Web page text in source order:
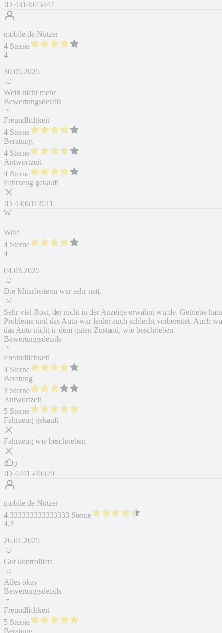
ID 4314075447
mobile.de Nutzer
4 Sterne
4
30.05.2025
Weiß nicht mehr
Bewertungsdetails
Freundlichkeit
4 Sterne
Beratung
4 Sterne
Antwortzeit
4 Sterne
Fahrzeug gekauft
ID 4306113511
W
Wolf
4 Sterne
4
04.03.2025
Die Mitarbeiterin war sehr nett.
Sehr viel Rost, der nicht in der Anzeige erwähnt wurde. Getriebe
Probleme und das Auto war leider auch schlecht vorbereitet. Auch
das Auto nicht in dem guten Zustand, wie beschrieben.
Bewertungsdetails
Freundlichkeit
4 Sterne
Beratung
3 Sterne
Antwortzeit
5 Sterne
Fahrzeug gekauft
Fahrzeug wie beschrieben
2
ID 4241540329
mobile.de Nutzer
4.333333333333333 Sterne
4,3
26.01.2025
Gut kontrolliert
Alles okay
Bewertungsdetails
Freundlichkeit
5 Sterne
Beratung